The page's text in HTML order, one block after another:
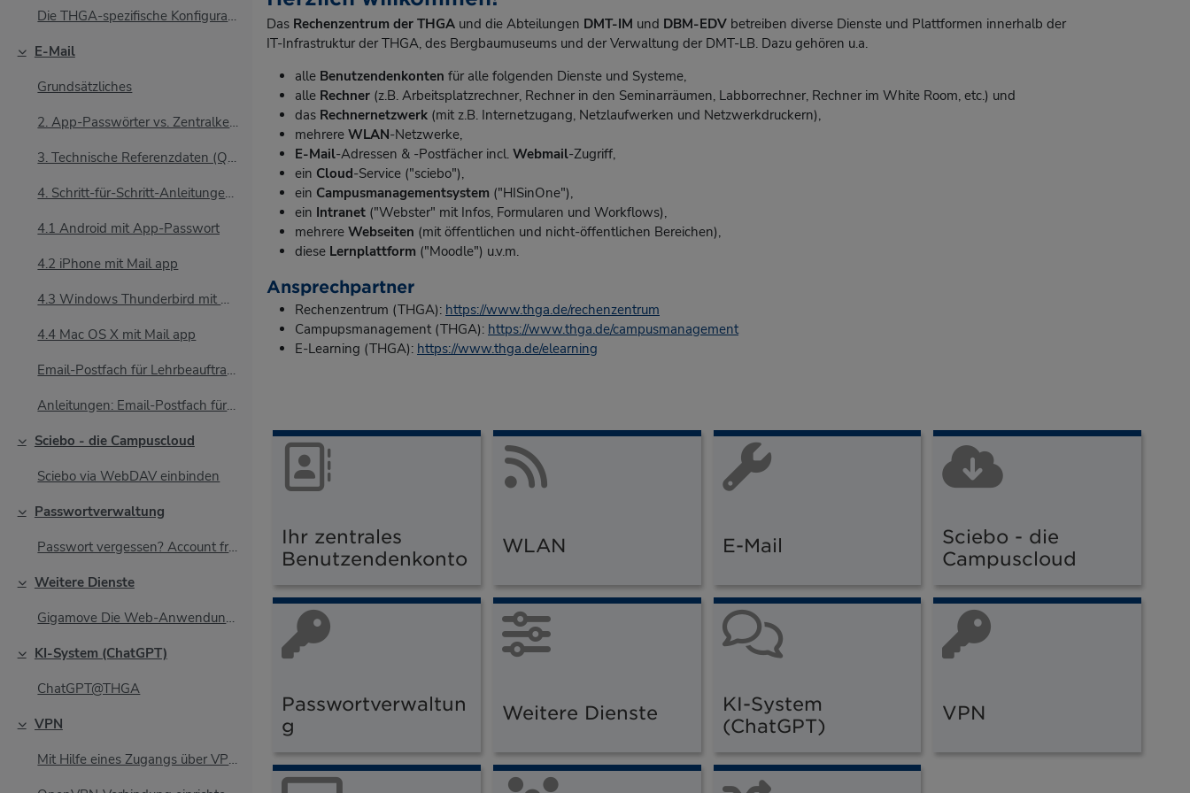
Die THGA-spezifische Konfigurationsseite für den D...
Einklappen
E-Mail
Grundsätzliches
2. App-Passwörter vs. Zentralkennwort App-Passwört...
3. Technische Referenzdaten (Quick-Setup) Für erfa...
4. Schritt-für-Schritt-Anleitungen Android (Gmail-...
4.1 Android mit App-Passwort
4.2 iPhone mit Mail app
4.3 Windows Thunderbird mit App-Passwort
4.4 Mac OS X mit Mail app
Email-Postfach für LehrbeauftragteAchtung: Die...
Anleitungen: Email-Postfach für Lehrbeauftragte
Einklappen
Sciebo - die Campuscloud
Sciebo via WebDAV einbinden
Einklappen
Passwortverwaltung
Passwort vergessen? Account freischalten ...
Einklappen
Weitere Dienste
Gigamove Die Web-Anwendung Gigamove (ht...
Einklappen
KI-System (ChatGPT)
ChatGPT@THGA
Einklappen
VPN
Mit Hilfe eines Zugangs über VPN (Virtual Private ...
Das Rechenzentrum der THGA und die Abteilungen DMT-IM und DBM-EDV betreiben diverse Dienste und Plattformen innerhalb der
IT-Infrastruktur der THGA, des Bergbaumuseums und der Verwaltung der DMT-LB. Dazu gehören u.a.
alle Benutzendenkonten für alle folgenden Dienste und Systeme,
alle Rechner (z.B. Arbeitsplatzrechner, Rechner in den Seminarräumen, Labborrechner, Rechner im White Room, etc.) und
das Rechnernetzwerk (mit z.B. Internetzugang, Netzlaufwerken und Netzwerkdruckern),
mehrere WLAN-Netzwerke,
E-Mail-Adressen & -Postfächer incl. Webmail-Zugriff,
ein Cloud-Service ("sciebo"),
ein Campusmanagementsystem ("HISinOne"),
ein Intranet ("Webster" mit Infos, Formularen und Workflows),
mehrere Webseiten (mit öffentlichen und nicht-öffentlichen Bereichen),
diese Lernplattform ("Moodle") u.v.m.
Ansprechpartner
Rechenzentrum (THGA): https://www.thga.de/rechenzentrum
Campupsmanagement (THGA): https://www.thga.de/campusmanagement
E-Learning (THGA): https://www.thga.de/elearning
Ihr zentrales
Benutzendenkonto
WLAN E-Mail
Sciebo - die
Campuscloud
Passwortverwaltun
g
Weitere Dienste
KI-System
(ChatGPT)
VPN